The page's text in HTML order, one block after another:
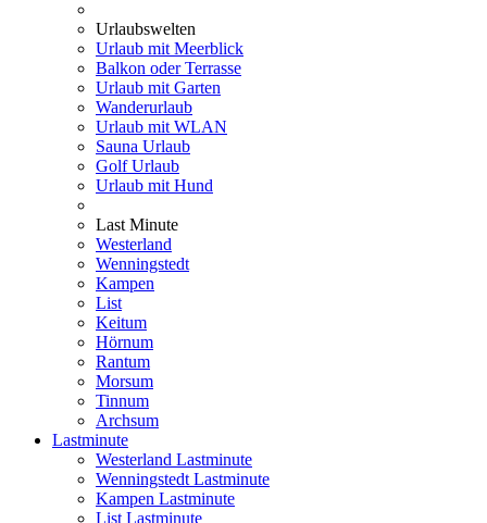
Urlaubswelten
Urlaub mit Meerblick
Balkon oder Terrasse
Urlaub mit Garten
Wanderurlaub
Urlaub mit WLAN
Sauna Urlaub
Golf Urlaub
Urlaub mit Hund
Last Minute
Westerland
Wenningstedt
Kampen
List
Keitum
Hörnum
Rantum
Morsum
Tinnum
Archsum
Lastminute
Westerland Lastminute
Wenningstedt Lastminute
Kampen Lastminute
List Lastminute